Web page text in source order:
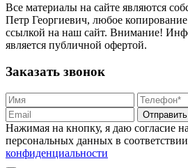
Все материалы на сайте являются
Петр Георгиевич, любое копирование
ссылкой на наш сайт. Внимание!
является публичной офертой.
Заказать звонок
Отправить
Нажимая на кнопку, я даю согласие
персональных данных в
конфиденциальности